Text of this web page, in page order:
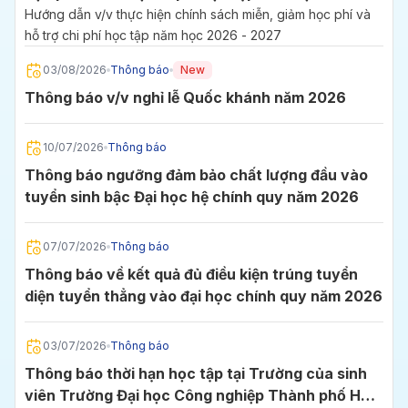
2027
Hướng dẫn v/v thực hiện chính sách miễn, giảm học phí và
hỗ trợ chi phí học tập năm học 2026 - 2027
03/08/2026 Thông báo New
Thông báo v/v nghỉ lễ Quốc khánh năm 2026
10/07/2026 Thông báo
Thông báo ngưỡng đảm bảo chất lượng đầu vào
tuyển sinh bậc Đại học hệ chính quy năm 2026
07/07/2026 Thông báo
Thông báo về kết quả đủ điều kiện trúng tuyển
diện tuyển thẳng vào đại học chính quy năm 2026
03/07/2026 Thông báo
Thông báo thời hạn học tập tại Trường của sinh
viên Trường Đại học Công nghiệp Thành phố Hồ